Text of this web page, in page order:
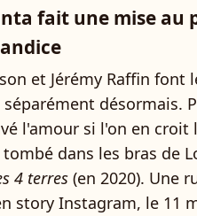
fait une mise
et Jérémy Raffin font
séparément désormais.
l'amour si l'on en croit
dans les bras de
4 terres (en 2020). Une
story Instagram, le 11